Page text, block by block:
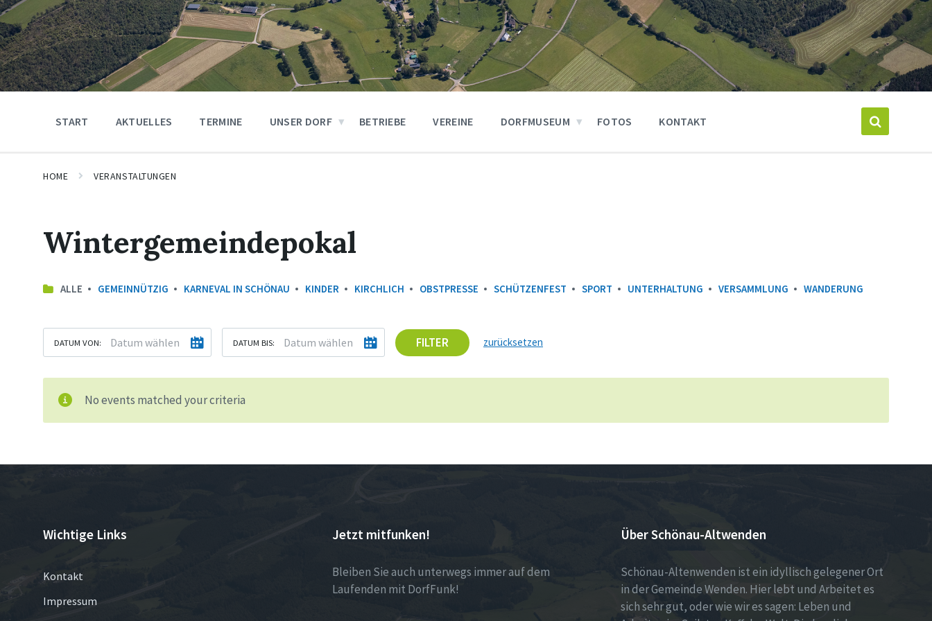
START AKTUELLES TERMINE UNSER DORF BETRIEBE VEREINE DORFMUSEUM FOTOS KONTAKT
HOME VERANSTALTUNGEN
Wintergemeindepokal
ALLE GEMEINNÜTZIG KARNEVAL IN SCHÖNAU KINDER KIRCHLICH OBSTPRESSE SCHÜTZENFEST SPORT UNTERHALTUNG VERSAMMLUNG WANDERUNG
DATUM VON: DATUM BIS: FILTER zurücksetzen
No events matched your criteria
Wichtige Links
Kontakt
Impressum
Jetzt mitfunken!
Bleiben Sie auch unterwegs immer auf dem
Laufenden mit DorfFunk!
Über Schönau-Altwenden
Schönau-Altenwenden ist ein idyllisch gelegener Ort
in der Gemeinde Wenden. Hier lebt und Arbeitet es
sich sehr gut, oder wie wir es sagen: Leben und